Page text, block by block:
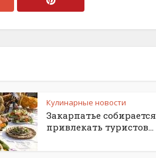
Кулинарные новости
Закарпатье собирается
привлекать туристов...